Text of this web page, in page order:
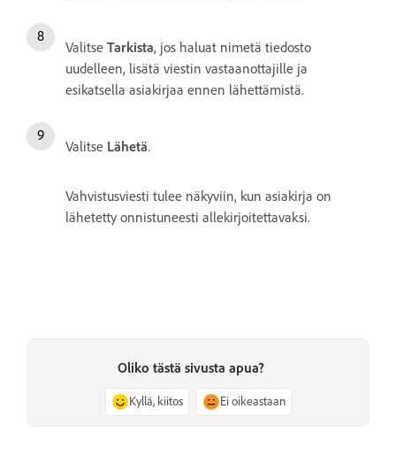
Valitse Tarkista, jos haluat nimetä tiedosto
uudelleen, lisätä viestin vastaanottajille ja
esikatsella asiakirjaa ennen lähettämistä.
Valitse Lähetä.
Vahvistusviesti tulee näkyviin, kun asiakirja on
lähetetty onnistuneesti allekirjoitettavaksi.
Oliko tästä sivusta apua?
Kyllä, kiitos Ei oikeastaan